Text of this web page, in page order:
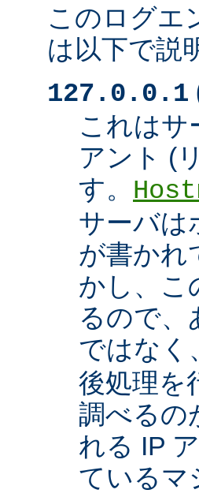
このログエ
は以下で説
127.0.0.1
これはサ
アント (
す。
サーバは
が書かれ
かし、こ
るので、
ではなく
後処理を
調べるの
れる IP
ているマ